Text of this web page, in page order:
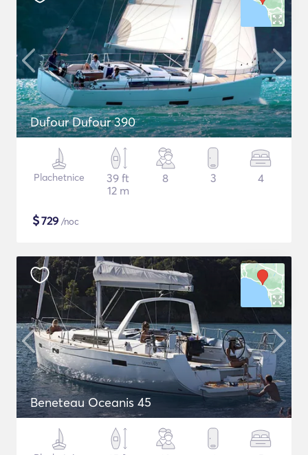
Dufour Dufour 390
Plachetnice
39 ft
12 m
8 3 4
$729 /noc
Beneteau Oceanis 45